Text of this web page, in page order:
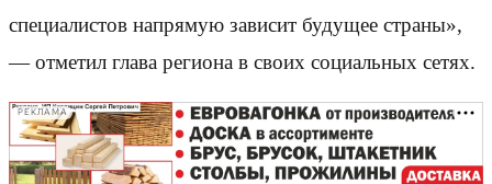
специалистов напрямую зависит будущее страны»,
— отметил глава региона в своих социальных сетях.
РЕКЛАМА